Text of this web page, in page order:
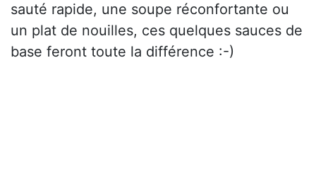
sauté rapide, une soupe réconfortante ou
un plat de nouilles, ces quelques sauces de
base feront toute la différence :-)